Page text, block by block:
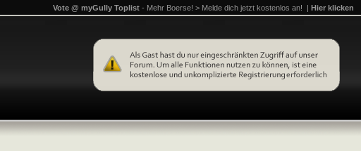
Vote @ myGully Toplist - Mehr Boerse! > Melde dich jetzt kostenlos an! | Hier klicken